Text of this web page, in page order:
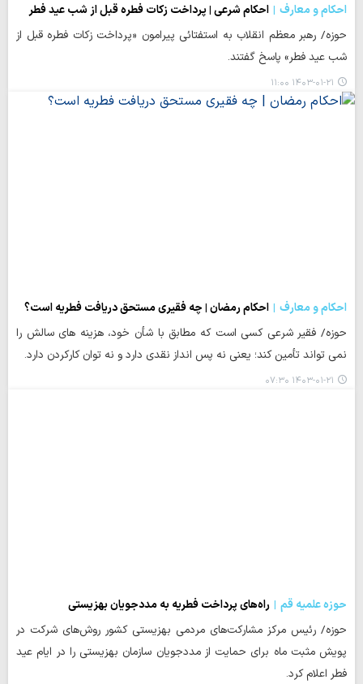
احکام و معارف
احکام شرعی | پرداخت زکات فطره قبل از شب عید فطر
حوزه/ رهبر معظم انقلاب به استفتائی پیرامون «پرداخت زکات فطره قبل از
شب عید فطر» پاسخ گفتند.
۱۴۰۳-۰۱-۲۱ ۱۱:۰۰
احکام و معارف
احکام رمضان | چه فقیری مستحق دریافت فطریه است؟
حوزه/ فقیر شرعی کسی است که مطابق با شأن خود، هزینه های سالش را
نمی تواند تأمین کند؛ یعنی نه پس انداز نقدی دارد و نه توان کارکردن دارد.
۱۴۰۳-۰۱-۲۱ ۰۷:۳۰
حوزه علمیه قم
راه‌های پرداخت فطریه به مددجویان بهزیستی
حوزه/ رئیس مرکز مشارکت‌های مردمی بهزیستی کشور روش‌های شرکت در
پویش مثبت ماه برای حمایت از مددجویان سازمان بهزیستی را در ایام عید
فطر اعلام کرد.